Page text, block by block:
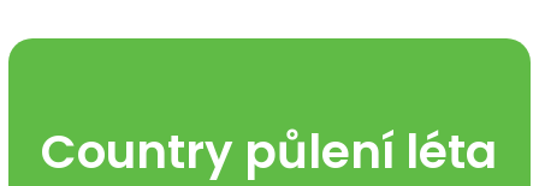
Country půlení léta